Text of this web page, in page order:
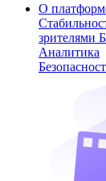
О
зрителями
Аналитика